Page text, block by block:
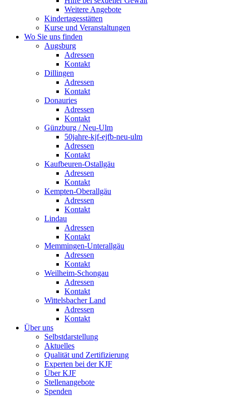
Weitere Angebote
Kindertagesstätten
Kurse und Veranstaltungen
Wo Sie uns finden
Augsburg
Adressen
Kontakt
Dillingen
Adressen
Kontakt
Donauries
Adressen
Kontakt
Günzburg / Neu-Ulm
50jahre-kjf-ejfb-neu-ulm
Adressen
Kontakt
Kaufbeuren-Ostallgäu
Adressen
Kontakt
Kempten-Oberallgäu
Adressen
Kontakt
Lindau
Adressen
Kontakt
Memmingen-Unterallgäu
Adressen
Kontakt
Weilheim-Schongau
Adressen
Kontakt
Wittelsbacher Land
Adressen
Kontakt
Über uns
Selbstdarstellung
Aktuelles
Qualität und Zertifizierung
Experten bei der KJF
Über KJF
Stellenangebote
Spenden